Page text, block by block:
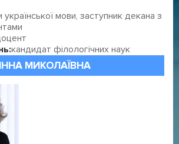
мови, заступник декана з
кандидат філологічних наук
МИКОЛАЇВНА